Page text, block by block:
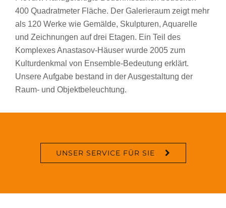
400 Quadratmeter Fläche. Der Galerieraum zeigt mehr
als 120 Werke wie Gemälde, Skulpturen, Aquarelle
und Zeichnungen auf drei Etagen. Ein Teil des
Komplexes Anastasov-Häuser wurde 2005 zum
Kulturdenkmal von Ensemble-Bedeutung erklärt.
Unsere Aufgabe bestand in der Ausgestaltung der
Raum- und Objektbeleuchtung.
UNSER SERVICE FÜR SIE